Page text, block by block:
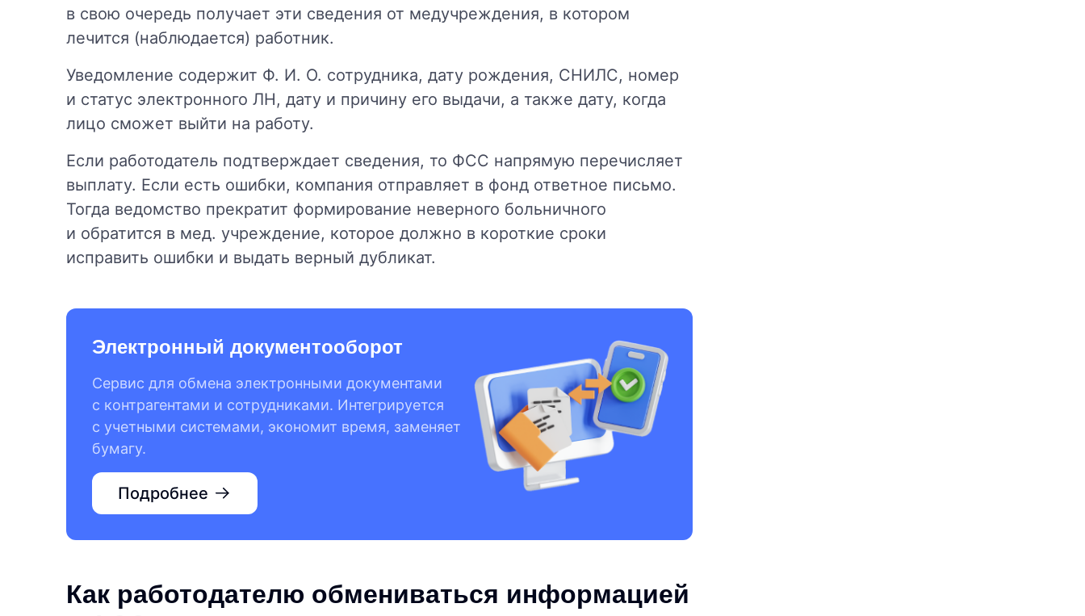
в свою очередь получает эти сведения от медучреждения, в котором
лечится (наблюдается) работник.
Уведомление содержит Ф. И. О. сотрудника, дату рождения, СНИЛС, номер
и статус электронного ЛН, дату и причину его выдачи, а также дату, когда
лицо сможет выйти на работу.
Если работодатель подтверждает сведения, то ФСС напрямую перечисляет
выплату. Если есть ошибки, компания отправляет в фонд ответное письмо.
Тогда ведомство прекратит формирование неверного больничного
и обратится в мед. учреждение, которое должно в короткие сроки
исправить ошибки и выдать верный дубликат.
Электронный документооборот
Сервис для обмена электронными документами
с контрагентами и сотрудниками. Интегрируется
с учетными системами, экономит время, заменяет
бумагу.
Подробнее
Как работодателю обмениваться информацией